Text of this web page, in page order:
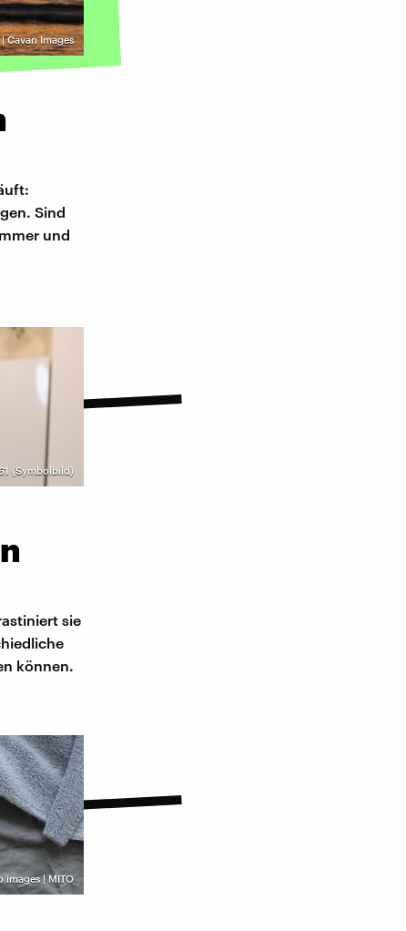
Cavan Images
Sind
und
(Symbolbild)
sie
können.
images | MITO